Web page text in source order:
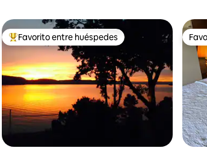
De los mejores en Favorito entre huéspedes
Favorito entre huéspedes